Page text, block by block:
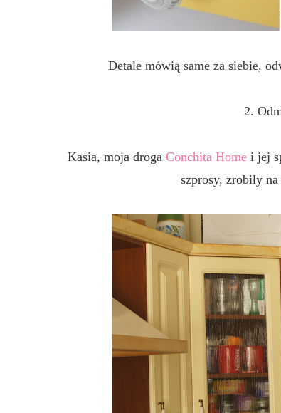
Detale mówią same za siebie,
2.
Kasia, moja drogaConchita Home i jej
szprosy, zrobiły